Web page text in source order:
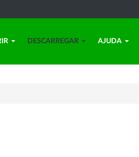
DESCARREGAR AJUDA